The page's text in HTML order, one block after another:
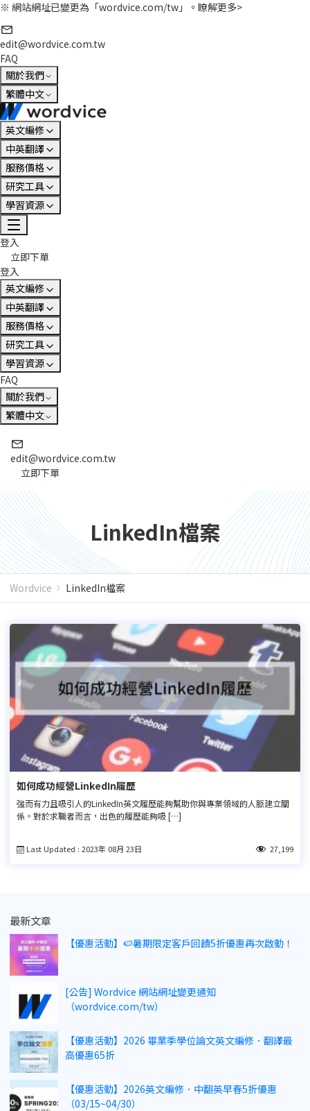
※ 網站網址已變更為「wordvice.com/tw」。 瞭解更多>
edit@wordvice.com.tw
FAQ
關於我們
繁體中文
英文編修
中英翻譯
服務價格
研究工具
學習資源
登入
立即下單
登入
英文編修
中英翻譯
服務價格
研究工具
學習資源
FAQ
關於我們
繁體中文
edit@wordvice.com.tw
立即下單
LinkedIn檔案
Wordvice LinkedIn檔案
如何成功經營LinkedIn履歷
強而有力且吸引人的LinkedIn英文履歷能夠幫助你與專業領域的人脈建立關
係。對於求職者而言，出色的履歷能夠吸 […]
Last Updated : 2023年 08月 23日 27,199
最新文章
【優惠活動】🍉暑期限定客戶回饋5折優惠再次啟動！
[公告] Wordvice 網站網址變更通知
（wordvice.com/tw）
【優惠活動】2026 畢業季學位論文英文編修．翻譯最
高優惠65折
【優惠活動】2026英文編修．中翻英早春5折優惠
（03/15~04/30）